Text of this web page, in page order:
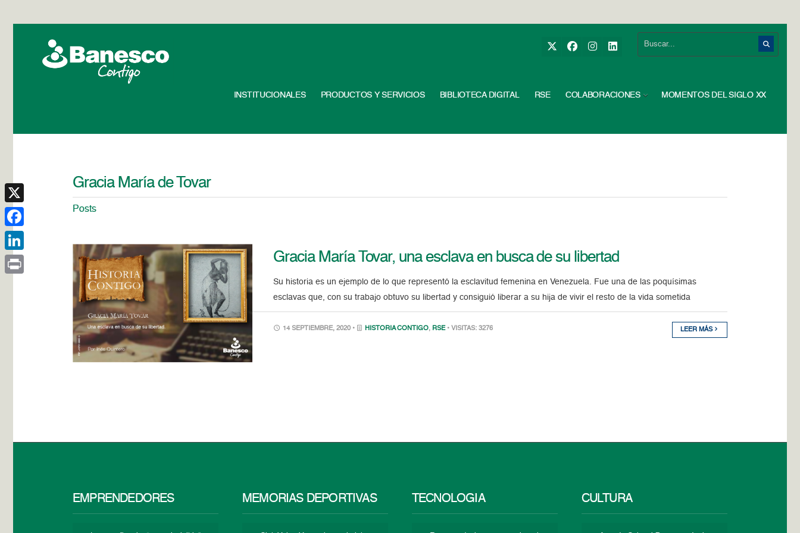
INSTITUCIONALES PRODUCTOS Y SERVICIOS BIBLIOTECA DIGITAL RSE COLABORACIONES MOMENTOS DEL SIGLO XX
Gracia María de Tovar
Posts
Gracia María Tovar, una esclava en busca de su libertad
Su historia es un ejemplo de lo que representó la esclavitud femenina en Venezuela. Fue una de las poquísimas
esclavas que, con su trabajo obtuvo su libertad y consiguió liberar a su hija de vivir el resto de la vida sometida
14 SEPTIEMBRE, 2020 • HISTORIA CONTIGO, RSE • VISITAS: 3276 LEER MÁS
EMPRENDEDORES MEMORIAS DEPORTIVAS TECNOLOGÍA CULTURA
X
Facebook
LinkedIn